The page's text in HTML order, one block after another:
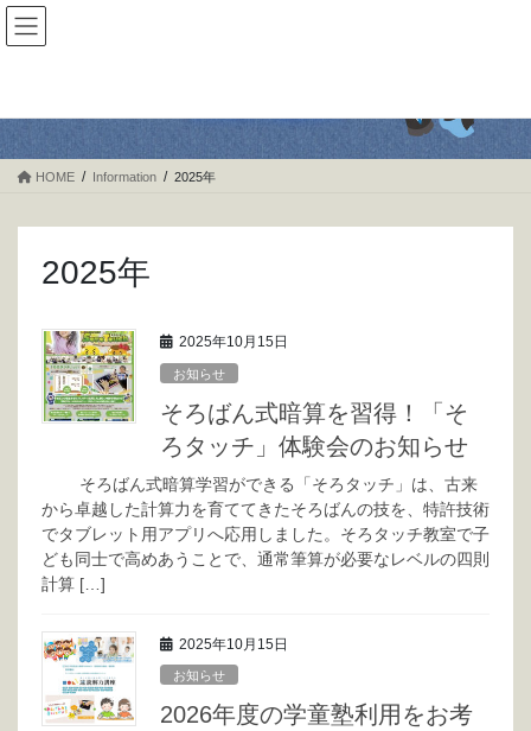
コ
ン
移
ナ
ビ
ン
HOME Information 2025年
2025年
2025年10月15日
お知らせ
そろばん式暗算を習得！「そ
ろタッチ」体験会のお知らせ
そろばん式暗算学習ができる「そろタッチ」は、古来
から卓越した計算力を育ててきたそろばんの技を、特許技術
でタブレット用アプリへ応用しました。そろタッチ教室で子
ども同士で高めあうことで、通常筆算が必要なレベルの四則
計算 […]
2025年10月15日
お知らせ
2026年度の学童塾利用をお考